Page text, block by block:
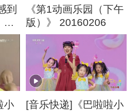
到
演
孙
《第1动画乐园（下午
版）》 20160206
小
[音乐快递]《巴啦啦小